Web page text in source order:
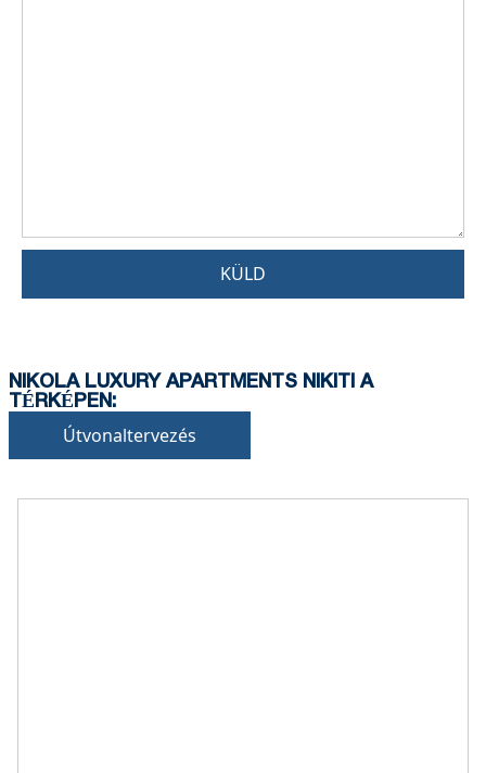
KÜLD
NIKOLA LUXURY APARTMENTS NIKITI A
TÉRKÉPEN:
Útvonaltervezés